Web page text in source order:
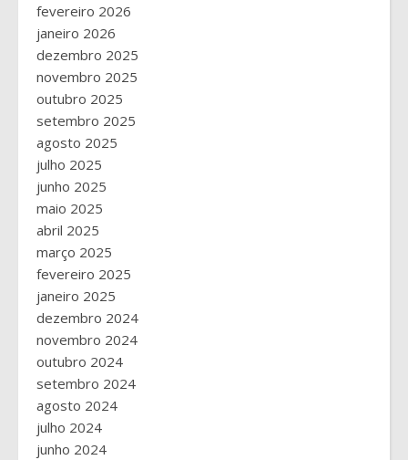
fevereiro 2026
janeiro 2026
dezembro 2025
novembro 2025
outubro 2025
setembro 2025
agosto 2025
julho 2025
junho 2025
maio 2025
abril 2025
março 2025
fevereiro 2025
janeiro 2025
dezembro 2024
novembro 2024
outubro 2024
setembro 2024
agosto 2024
julho 2024
junho 2024